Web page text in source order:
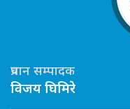
प्रधान सम्पादक
विजय घिमिरे